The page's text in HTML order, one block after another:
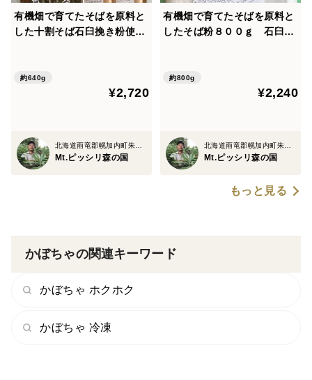
有機畑で育てたそばを原料と
した十割そば石臼挽き粉使用
約640g
¥2,720
北海道雨竜郡幌加内町朱鞠内
Mt.ピッシリ森の国
有機畑で育てたそばを原料と
したそば粉８００ｇ 石臼挽
約800g
¥2,240
北海道雨竜郡幌加内町朱鞠内
Mt.ピッシリ森の国
もっと見る
かぼちゃの関連キーワード
かぼちゃ ホクホク
かぼちゃ 冷凍